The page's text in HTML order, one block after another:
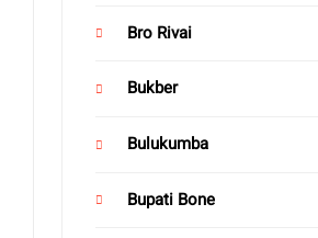
Bro Rivai
Bukber
Bulukumba
Bupati Bone